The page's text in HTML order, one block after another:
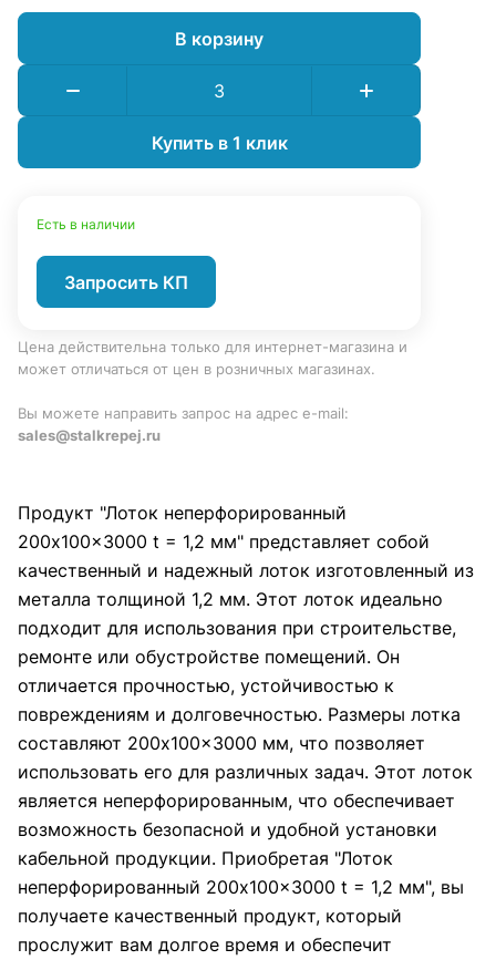
В корзину
Купить в 1 клик
Есть в наличии
Запросить КП
Цена действительна только для интернет-магазина и
может отличаться от цен в розничных магазинах.
Вы можете направить запрос на адрес e-mail:
sales@stalkrepej.ru
Продукт "Лоток неперфорированный
200x100x3000 t = 1,2 мм" представляет собой
качественный и надежный лоток изготовленный из
металла толщиной 1,2 мм. Этот лоток идеально
подходит для использования при строительстве,
ремонте или обустройстве помещений. Он
отличается прочностью, устойчивостью к
повреждениям и долговечностью. Размеры лотка
составляют 200x100x3000 мм, что позволяет
использовать его для различных задач. Этот лоток
является неперфорированным, что обеспечивает
возможность безопасной и удобной установки
кабельной продукции. Приобретая "Лоток
неперфорированный 200x100x3000 t = 1,2 мм", вы
получаете качественный продукт, который
прослужит вам долгое время и обеспечит